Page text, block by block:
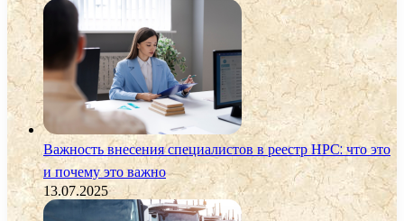
Важность внесения специалистов в реестр НРС: что это
и почему это важно
13.07.2025